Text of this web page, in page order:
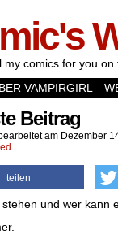
my comics for you on
VAMPIRGIRL
Beitrag
am Dezember
teilen
und wer kann